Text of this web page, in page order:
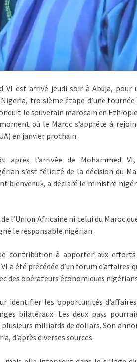
VI est arrivé jeudi soir à Abuja, pour
troisième étape d’une tournée
le souverain marocain en
où le Maroc s’apprête à
en janvier prochain.
après l’arrivée de Mohammed
s’est félicité de la décision du
bienvenu», a déclaré le ministre
l’Union Africaine ni celui du Maroc
le responsable nigérian.
contribution à apporter aux efforts
été précédée d’un forum d’affaires
des opérateurs économiques
identifier les opportunités
bilatéraux. Les deux pays
milliards de dollars. Son
d’après diverses sources.